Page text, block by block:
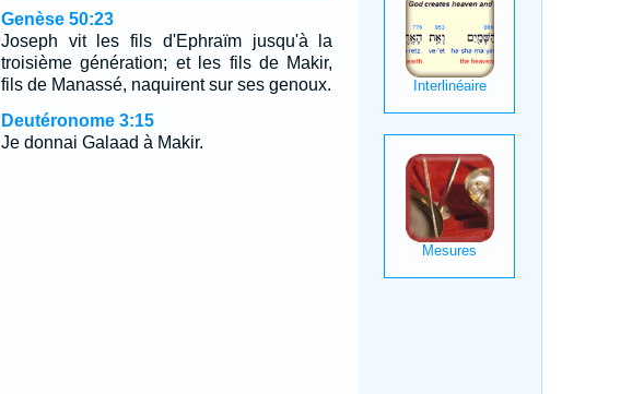
Genèse 50:23
Joseph vit les fils d'Ephraïm jusqu'à la
troisième génération; et les fils de Makir,
fils de Manassé, naquirent sur ses genoux.
Deutéronome 3:15
Je donnai Galaad à Makir.